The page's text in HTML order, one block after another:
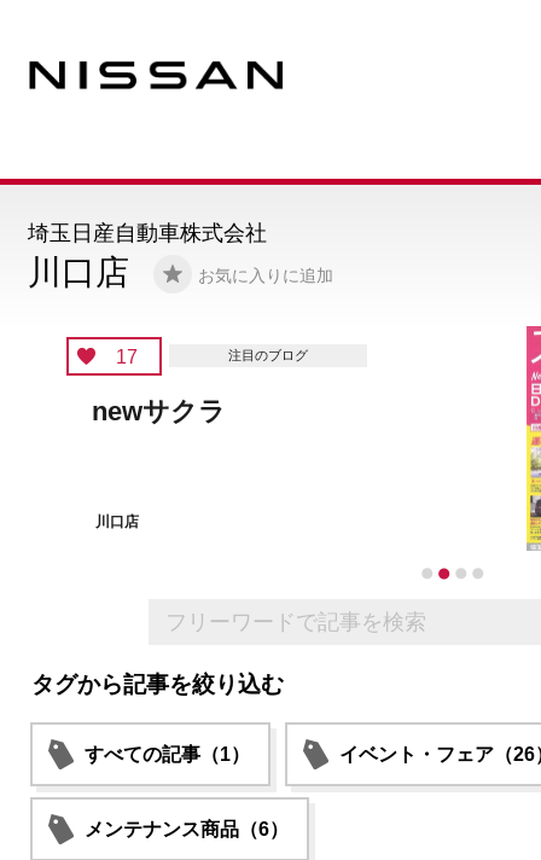
川口店 お気に入りに追加
埼玉日産自動車株式会社
16
期待の新人が来まし
タグから記事を絞り込む
すべての記事（1） イベント・フェア（26
メンテナンス商品（6）